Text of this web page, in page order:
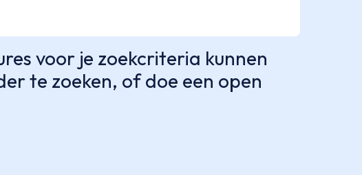
voor je zoekcriteria kunnen
te zoeken, of doe een open